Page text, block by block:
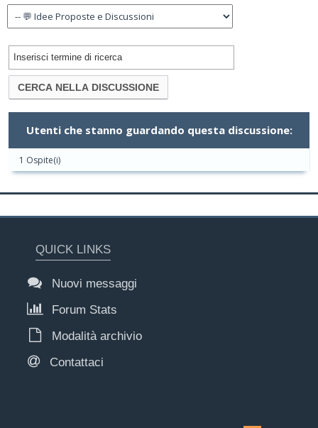
Utenti che stanno guardando questa discussione:
1 Ospite(i)
QUICK LINKS
Nuovi messaggi
Forum Stats
Modalità archivio
Contattaci